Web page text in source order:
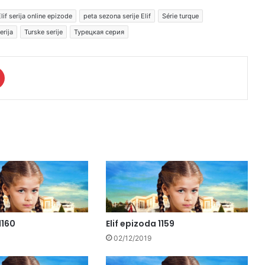
serija online epizode peta sezona serije Elif
Série turque
Turske serije Турецкая серия
Elif epizoda 1159
02/12/2019